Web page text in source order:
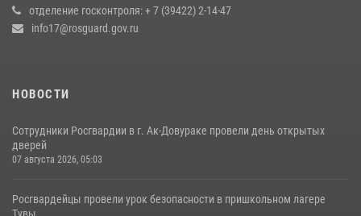
17 июля 2026, 07:22 1
отделение госконтроля: + 7 (39422) 2-14-47
info17@rosguard.gov.ru
НОВОСТИ
Сотрудники Росгвардии в г. Ак-Довураке провели день открытых
дверей
07 августа 2026, 05:03
Росгвардейцы провели урок безопасности в пришкольном лагере
Тувы